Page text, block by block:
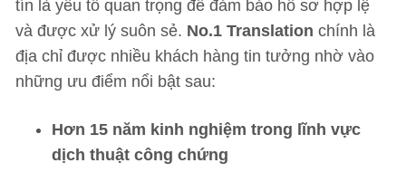
tín là yếu tố quan trọng để đảm bảo hồ sơ hợp lệ
và được xử lý suôn sẻ. No.1 Translation chính là
địa chỉ được nhiều khách hàng tin tưởng nhờ vào
những ưu điểm nổi bật sau:
Hơn 15 năm kinh nghiệm trong lĩnh vực
dịch thuật công chứng